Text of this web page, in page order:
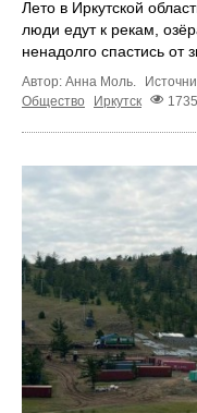
Лето в Иркутской
люди едут к рекам,
ненадолго спастись от
Автор: Анна Моль.
Общество
Иркутск